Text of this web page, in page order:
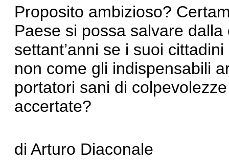
Proposito ambizioso?
Paese si possa salvare
settant’anni se i suoi
non come gli indispensabili
portatori sani di
accertate?
di Arturo Diaconale